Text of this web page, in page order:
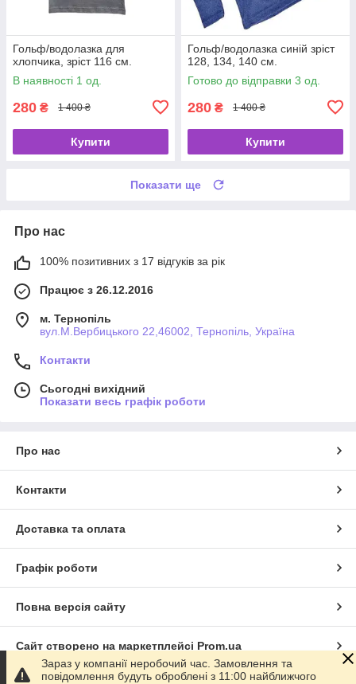
Гольф/водолазка для
хлопчика, зріст 116 см.
В наявності 1 од.
280 ₴ 1 400 ₴
Купити
Гольф/водолазка синій зріст
128, 134, 140 см.
Готово до відправки 3 од.
280 ₴ 1 400 ₴
Купити
Показати ще
Про нас
100% позитивних з 17 відгуків за рік
Працює з 26.12.2016
м. Тернопіль
вул.М.Вербицького 22,46002, Тернопіль, Україна
Контакти
Сьогодні вихідний
Показати весь графік роботи
Про нас
Контакти
Доставка та оплата
Графік роботи
Повна версія сайту
Сайт створено на маркетплейсі Prom.ua
Зараз у компанії неробочий час. Замовлення та
повідомлення будуть оброблені з 11:00 найближчого